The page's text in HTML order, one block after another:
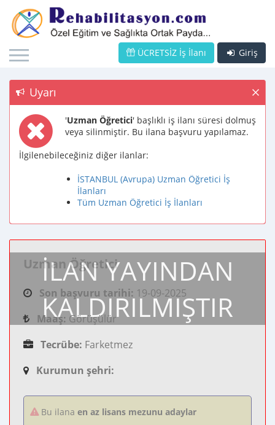
Giriş
ÜCRETSİZ İş İlanı
Uyarı
'Uzman Öğretici' başlıklı iş ilanı süresi dolmuş
veya silinmiştir. Bu ilana başvuru yapılamaz.
İlgilenebileceğiniz diğer ilanlar:
İSTANBUL (Avrupa) Uzman Öğretici İş
İlanları
Tüm Uzman Öğretici İş İlanları
İLAN YAYINDAN
KALDIRILMIŞTIR
Uzman Öğretici
Son başvuru tarihi: 19-09-2025
Maaş: Görüşülür
Tecrübe: Farketmez
Kurumun şehri:
Bu ilana en az lisans mezunu adaylar